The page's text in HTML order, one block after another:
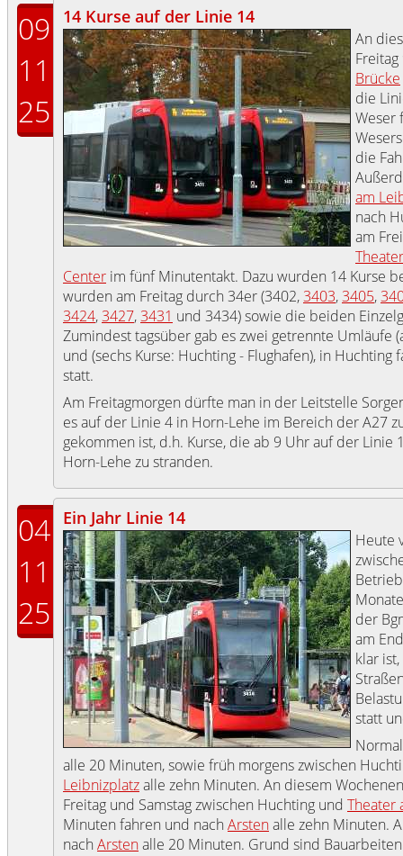
09
11
25
14 Kurse auf der Linie 14
An
Brücke
die
Weser
die
am
nach
am
Center im fünf Minutentakt. Dazu wurden 14 Kurse
wurden am Freitag durch 34er (3402,3403,3405,
3424,3427,3431 und 3434) sowie die beiden
Zumindest tagsüber gab es zwei getrennte Umläufe
und (sechs Kurse: Huchting - Flughafen), in Huchting
statt.
Am Freitagmorgen dürfte man in der Leitstelle
es auf der Linie 4 in Horn-Lehe im Bereich der A27
gekommen ist, d.h. Kurse, die ab 9 Uhr auf der
Horn-Lehe zu stranden.
04
11
25
Ein Jahr Linie 14
Heute
der
am
klar
statt
alle 20 Minuten, sowie früh morgens zwischen
Leibnizplatzalle zehn Minuten. An diesem
Freitag und Samstag zwischen Huchting und Theater
Minuten fahren und nachArstenalle zehn Minuten.
nachArstenalle 20 Minuten. Grund sind